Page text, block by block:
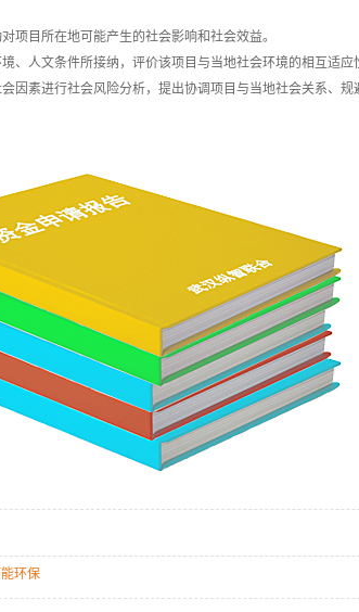
项目所在地可能产生的社会影响和社会效益。
、人文条件所接纳，评价该项目与当地社会环境的相互适应
因素进行社会风险分析，提出协调项目与当地社会关系、
环保